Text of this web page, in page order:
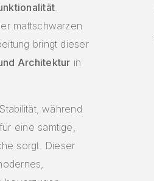
mattschwarzen
bringt dieser
Architektur in
während
für eine samtige,
sorgt. Dieser